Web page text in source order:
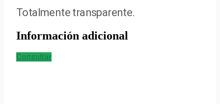
Totalmente transparente.
Información adicional
Consultar